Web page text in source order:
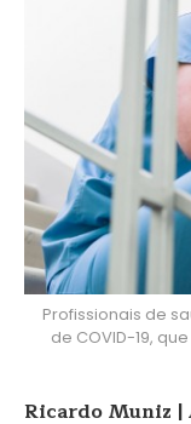
Profissionais de
de COVID-19,
Ricardo Muniz |